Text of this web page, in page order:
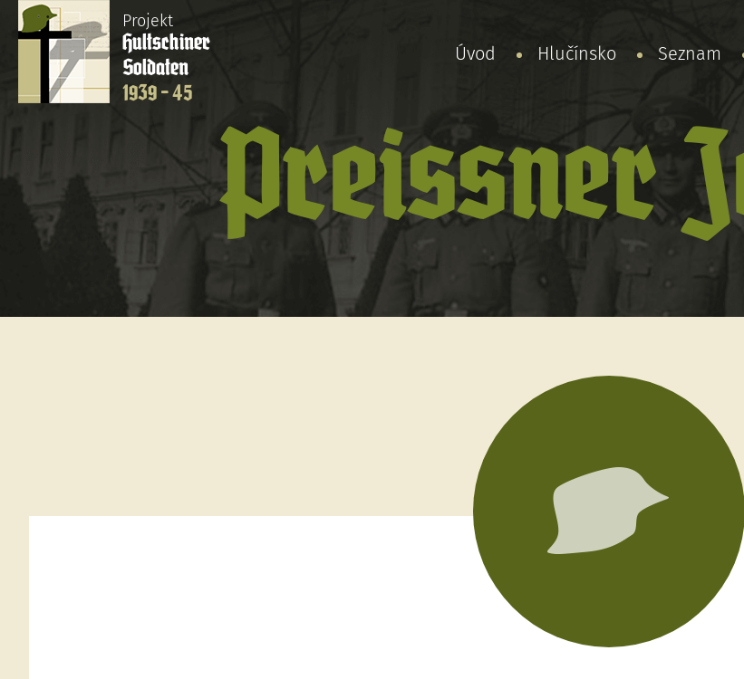
Projekt
Hultschiner
Soldaten
1939 - 45
Úvod Hlučínsko Seznam
Preissner